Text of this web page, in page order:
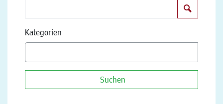
Kategorien
Suchen